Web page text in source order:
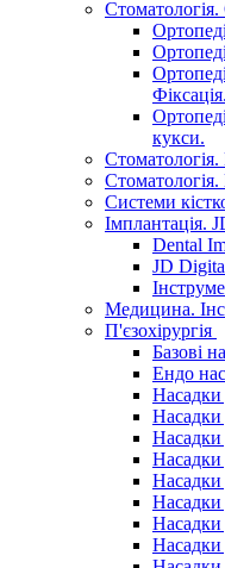
кукси.
Системи
Імплантація.
Dental
JD
Медицина.
П'єзохірургія
Базові
Ендо
Насадки
Насадки
Насадки
Насадки
Насадки
Насадки
Насадки
Насадки